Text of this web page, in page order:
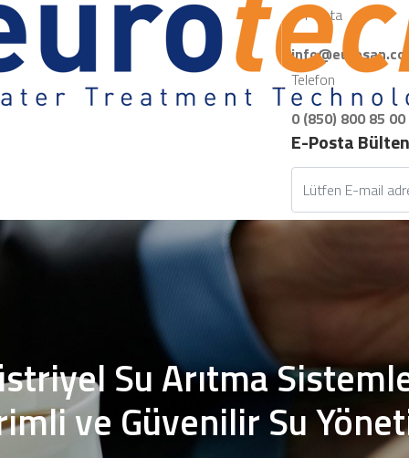
E-Posta
Telefon
0 (850) 800 85 00
E-Posta
Su Arıtma
ve Güvenilir Su